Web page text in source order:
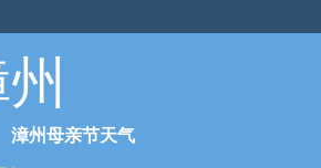
漳州母亲节天气